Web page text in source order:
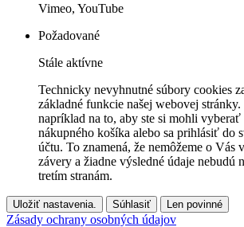
Vimeo, YouTube
Požadované
Stále aktívne
Technicky nevyhnutné súbory cookies
základné funkcie našej webovej stránky.
napríklad na to, aby ste si mohli
nákupného košíka alebo sa prihlásiť do
účtu. To znamená, že nemôžeme o Vás
závery a žiadne výsledné údaje nebudú
tretím stranám.
Uložiť nastavenia. Súhlasiť Len povinné
Zásady ochrany osobných údajov